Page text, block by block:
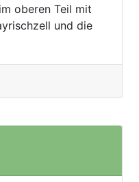
oberen Teil mit
und die